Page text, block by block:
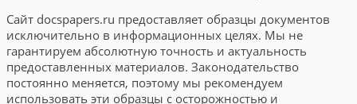
Сайт docspapers.ru предоставляет образцы документов
исключительно в информационных целях. Мы не
гарантируем абсолютную точность и актуальность
предоставленных материалов. Законодательство
постоянно меняется, поэтому мы рекомендуем
использовать эти образцы с осторожностью и